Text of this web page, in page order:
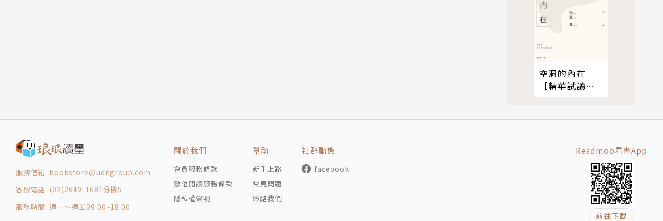
詩卷十一．近體詩
詩卷十二．近體詩
句 / 江頭四詠 / ……
詩卷十三．近體詩
傷春五首 / 王閬州筵奉酬十一舅惜別之作 / 放船 / 奉待嚴大夫 / 奉寄高常侍 / 奉寄章十侍御 / 將赴荊南寄別李劍州 / 奉寄
秋雨歎
醉時歌
醉歌行
贈衞八處士
苦雨奉寄隴西公兼呈王徵士
示從孫濟
空洞的內在
【精華試讀
服務信箱: bookstore@udngroup.com
客服電話: (02)2649-1681分機5
服務時間: 週一～週五09:00~18:00
關於我們
會員服務條款
數位閱讀服務條款
隱私權聲明
幫助
新手上路
常見問題
聯絡我們
社群動態
facebook
Readmoo看書App
前往下載